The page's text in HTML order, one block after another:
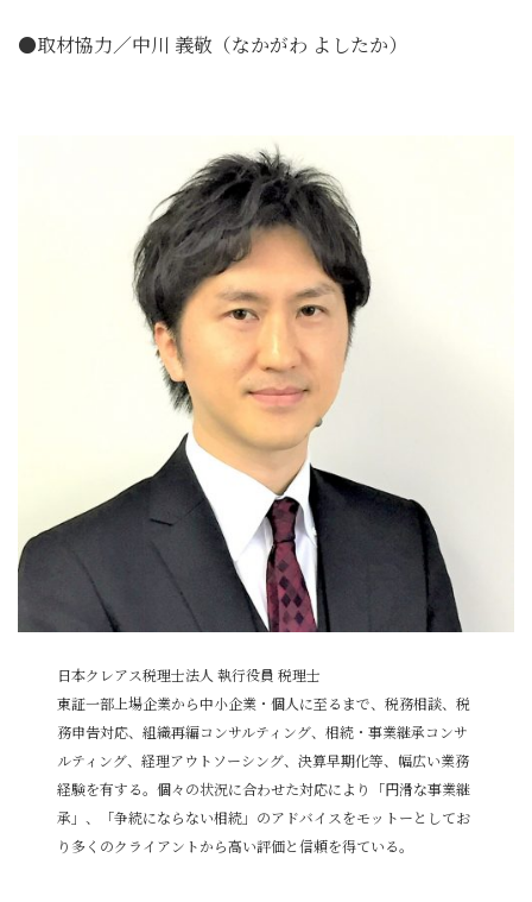
●取材協力／中川 義敬（なかがわ よしたか）
日本クレアス税理士法人 執行役員 税理士
東証一部上場企業から中小企業・個人に至るまで、税務相談、税
務申告対応、組織再編コンサルティング、相続・事業継承コンサ
ルティング、経理アウトソーシング、決算早期化等、幅広い業務
経験を有する。個々の状況に合わせた対応により「円滑な事業継
承」、「争続にならない相続」のアドバイスをモットーとしてお
り多くのクライアントから高い評価と信頼を得ている。